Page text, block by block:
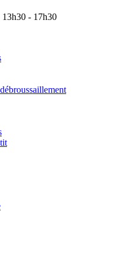
- 17h30